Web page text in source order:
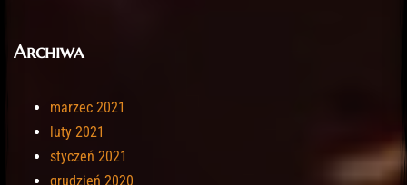
Archiwa
marzec 2021
luty 2021
styczeń 2021
grudzień 2020